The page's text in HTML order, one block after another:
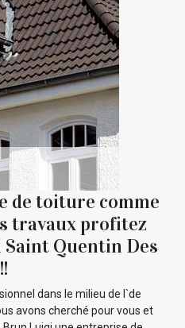
de toiture comme
travaux profitez
Saint Quentin Des
dans le milieu de l`de
avons cherché pour vous et